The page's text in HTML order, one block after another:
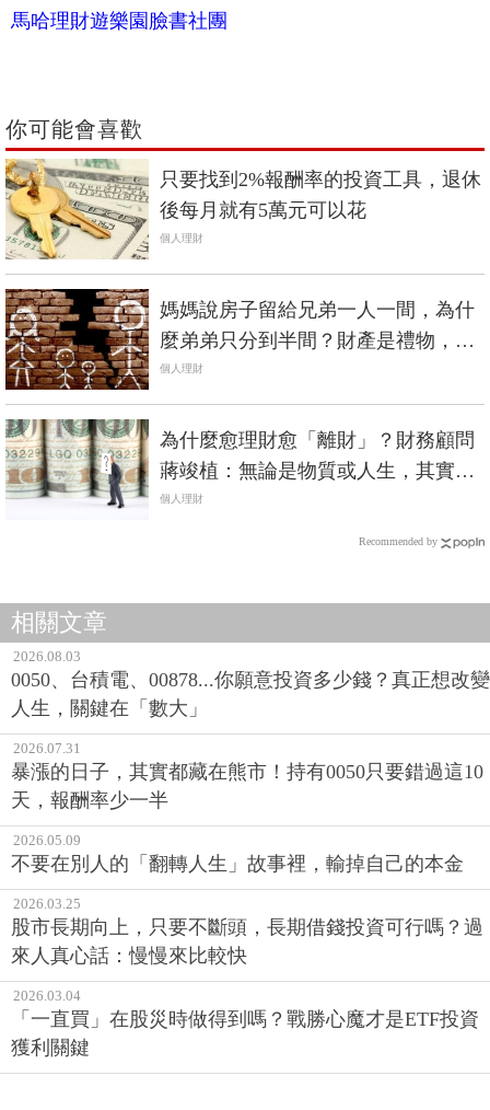
馬哈理財遊樂園臉書社團
你可能會喜歡
只要找到2%報酬率的投資工具，退休
後每月就有5萬元可以花
個人理財
媽媽說房子留給兄弟一人一間，為什
麼弟弟只分到半間？財產是禮物，弄
不好卻變成家庭官司的導火線...
個人理財
為什麼愈理財愈「離財」？財務顧問
蔣竣植：無論是物質或人生，其實都
不用那麼充實
個人理財
Recommended by
相關文章
2026.08.03
0050、台積電、00878...你願意投資多少錢？真正想改變
人生，關鍵在「數大」
2026.07.31
暴漲的日子，其實都藏在熊市！持有0050只要錯過這10
天，報酬率少一半
2026.05.09
不要在別人的「翻轉人生」故事裡，輸掉自己的本金
2026.03.25
股市長期向上，只要不斷頭，長期借錢投資可行嗎？過
來人真心話：慢慢來比較快
2026.03.04
「一直買」在股災時做得到嗎？戰勝心魔才是ETF投資
獲利關鍵